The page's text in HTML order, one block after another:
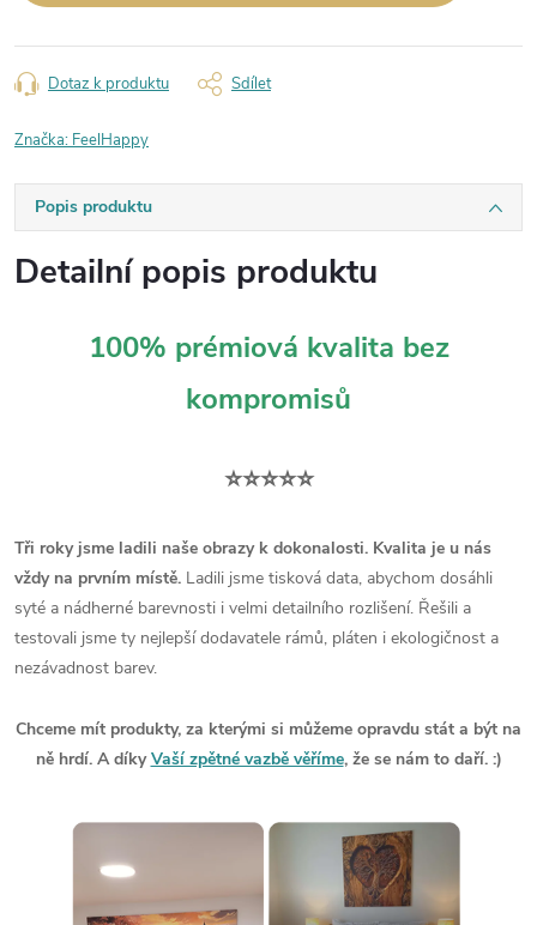
Dotaz k produktu Sdílet
Značka: FeelHappy
Popis produktu
Detailní popis produktu
100% prémiová kvalita bez
kompromisů
⭐⭐⭐⭐⭐
Tři roky jsme ladili naše obrazy k dokonalosti. Kvalita je u nás
vždy na prvním místě. Ladili jsme tisková data, abychom dosáhli
syté a nádherné barevnosti i velmi detailního rozlišení. Řešili a
testovali jsme ty nejlepší dodavatele rámů, pláten i ekologičnost a
nezávadnost barev.
Chceme mít produkty, za kterými si můžeme opravdu stát a být na
ně hrdí. A díkyVaší zpětné vazbě věříme, že se nám to daří. :)